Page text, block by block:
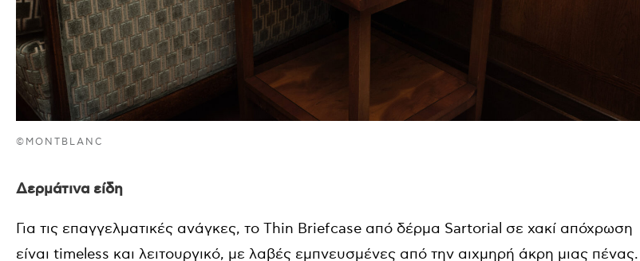
©MONTBLANC
Δερμάτινα είδη
Για τις επαγγελματικές ανάγκες, το Thin Briefcase από δέρμα Sartorial σε χακί απόχρωση
είναι timeless και λειτουργικό, με λαβές εμπνευσμένες από την αιχμηρή άκρη μιας πένας.